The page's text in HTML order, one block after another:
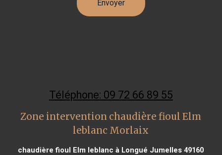
Téléphone: 09 72 66 89 55
Zone intervention chaudière fioul Elm
leblanc Morlaix
chaudière fioul Elm leblanc à Longué Jumelles 49160